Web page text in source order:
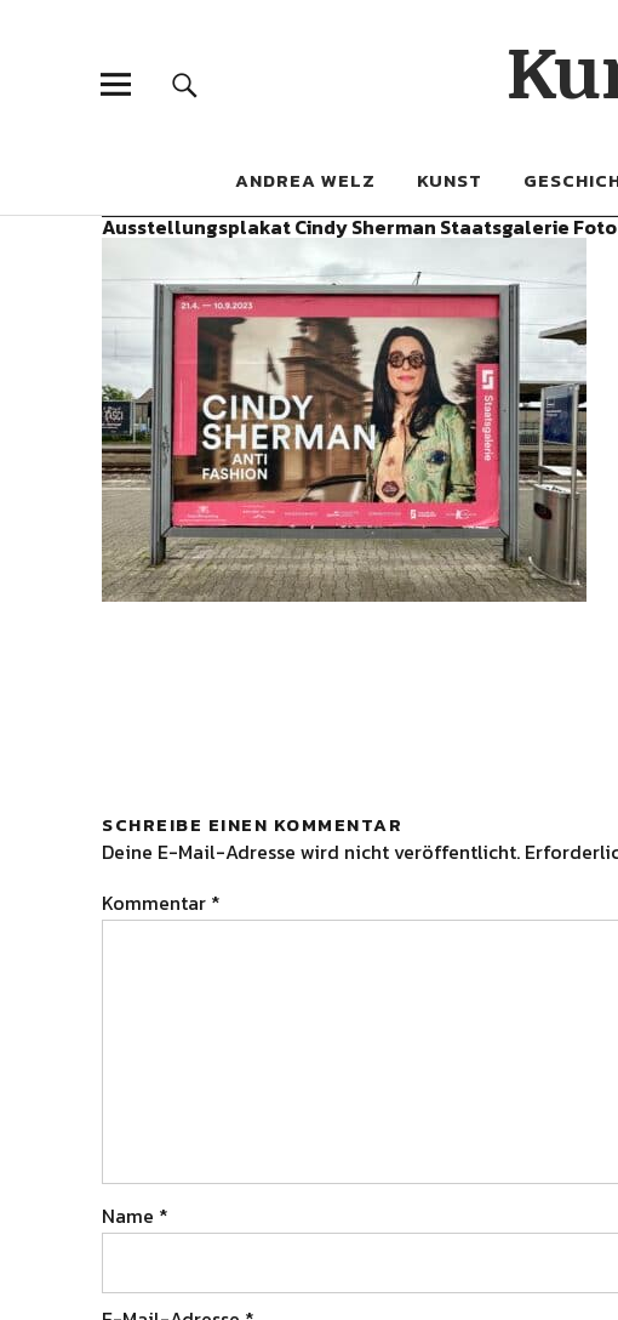
ANDREA WELZ KUNST
Ausstellungsplakat Cindy Sherman Staatsgalerie Foto
SCHREIBE EINEN KOMMENTAR
Deine E-Mail-Adresse wird nicht veröffentlicht.
Kommentar *
Name *